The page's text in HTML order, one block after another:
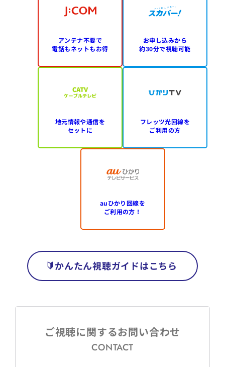
アンテナ不要で
電話もネットもお得
お申し込みから
約30分で視聴可能
地元情報や通信を
セットに
フレッツ光回線を
ご利用の方
auひかり回線を
ご利用の方！
かんたん視聴ガイドはこちら
ご視聴に関するお問い合わせ
CONTACT